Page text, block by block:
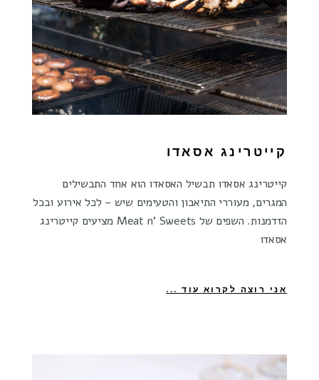
קייטרינג אסאדו
קייטרינג אסאדו תבשיל האסאדו הוא אחד התבשילים
המגרים, מעוררי התיאבון והטעימים שיש – לכל אירוע ובכל
הזדמנות. השפים של Meat n' Sweets מציעים קייטרינג
אסאדו
אני רוצה לקרוא עוד ...